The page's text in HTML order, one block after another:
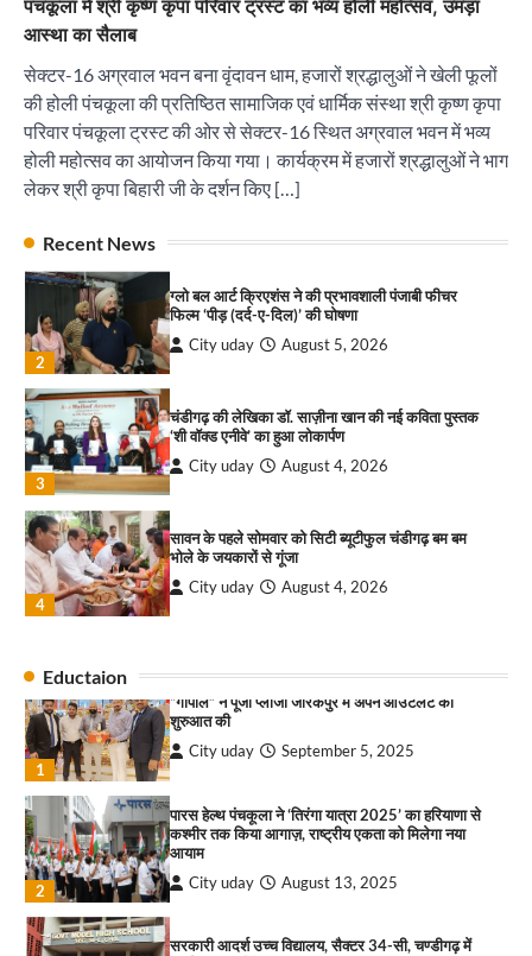
पंचकूला में श्री कृष्ण कृपा परिवार ट्रस्ट का भव्य होली महोत्सव, उमड़ा
आस्था का सैलाब
सेक्टर-16 अग्रवाल भवन बना वृंदावन धाम, हजारों श्रद्धालुओं ने खेली फूलों
की होली पंचकूला की प्रतिष्ठित सामाजिक एवं धार्मिक संस्था श्री कृष्ण कृपा
परिवार पंचकूला ट्रस्ट की ओर से सेक्टर-16 स्थित अग्रवाल भवन में भव्य
होली महोत्सव का आयोजन किया गया। कार्यक्रम में हजारों श्रद्धालुओं ने भाग
लेकर श्री कृपा बिहारी जी के दर्शन किए […]
Recent News
4
भोले के जयकारों से गूंजा
City uday August 4, 2026
1
डिजिटल हेल्थकेयर को मिली नई रफ्तार, टेलीमेडिसिन
सोसाइटी ऑफ इंडिया–पंजाब चैप्टर लॉन्च
2
ग्लो बल आर्ट क्रिएशंस ने की प्रभावशाली पंजाबी फीचर
फिल्म ‘पीड़ (दर्द-ए-दिल)’ की घोषणा
City uday August 5, 2026
3
चंडीगढ़ की लेखिका डॉ. साज़ीना खान की नई कविता पुस्तक
‘शी वॉक्ड एनीवे’ का हुआ लोकार्पण
City uday August 4, 2026
4
सावन के पहले सोमवार को सिटी ब्यूटीफुल चंडीगढ़ बम बम
भोले के जयकारों से गूंजा
City uday August 4, 2026
1
सोसाइटी ऑफ इंडिया–पंजाब चैप्टर लॉन्च
City uday August 5, 2026
2
ग्लो बल आर्ट क्रिएशंस ने की प्रभावशाली पंजाबी फीचर
फिल्म ‘पीड़ (दर्द-ए-दिल)’ की घोषणा
City uday August 5, 2026
चंडीगढ़ की लेखिका डॉ. साज़ीना खान की नई कविता पुस्तक
‘शी वॉक्ड एनीवे’ का हुआ लोकार्पण
City uday August 4, 2026
Eductaion
कश्मीर तक किया आगाज़, राष्ट्रीय एकता को मिलेगा नया
आयाम
City uday August 13, 2025
3
सरकारी आदर्श उच्च विद्यालय, सैक्टर 34-सी, चण्डीगढ़ में
कार्यक्रम आयोजित
City uday August 6, 2025
राहुल गाँधी ने खाई है वैश्विक मंच पर भारत को कमजोर करने
की कसम: देवशाली
City uday August 6, 2025
1
“गोपाल” ने पूजा प्लाजा जीरकपुर में अपने आउटलेट की
शुरुआत की
City uday September 5, 2025
2
पारस हेल्थ पंचकूला ने ‘तिरंगा यात्रा 2025’ का हरियाणा से
कश्मीर तक किया आगाज़, राष्ट्रीय एकता को मिलेगा नया
आयाम
City uday August 13, 2025
सरकारी आदर्श उच्च विद्यालय, सैक्टर 34-सी, चण्डीगढ़ में